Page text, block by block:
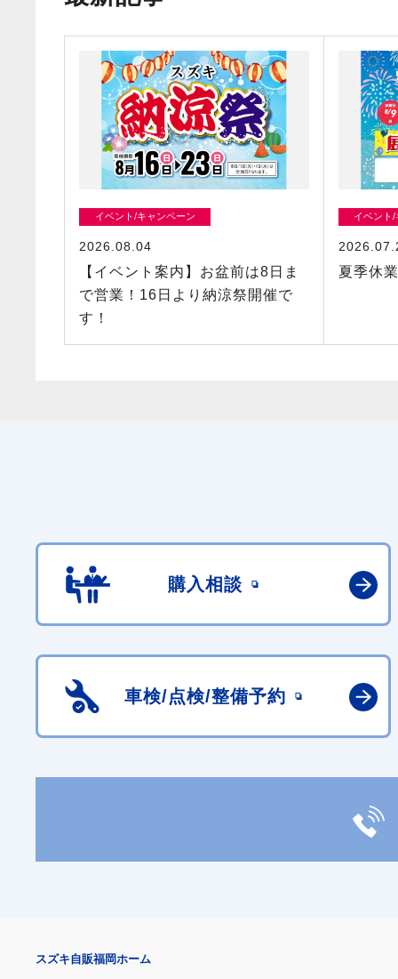
イベント/キャンペーン
2026.08.04
【イベント案内】お盆前は8日ま
で営業！16日より納涼祭開催で
す！
イベント
夏季休
購入相談
車検/点検/整備予約
スズキ自販福岡ホーム